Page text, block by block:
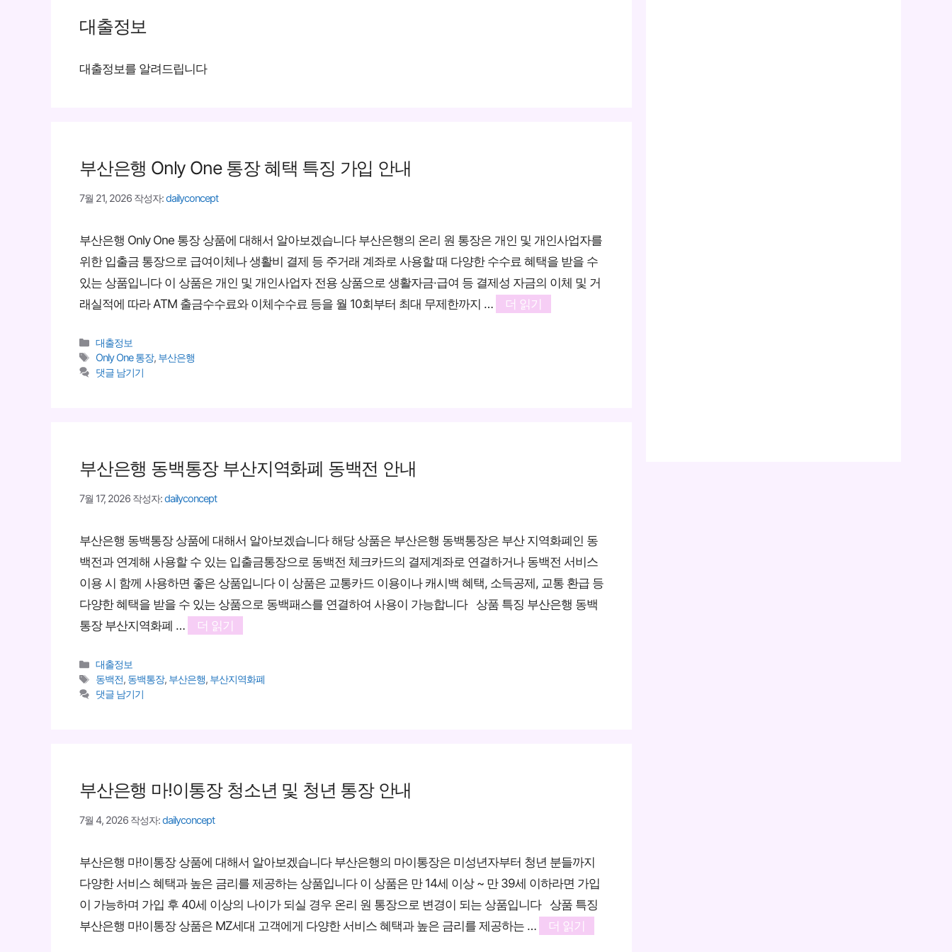
대출정보
대출정보를 알려드립니다
부산은행 Only One 통장 혜택 특징 가입 안내
7월 21, 2026 작성자:dailyconcept
부산은행 Only One 통장 상품에 대해서 알아보겠습니다 부산은행의 온리 원 통장은 개인 및 개인사업자를
위한 입출금 통장으로 급여이체나 생활비 결제 등 주거래 계좌로 사용할 때 다양한 수수료 혜택을 받을 수
있는 상품입니다 이 상품은 개인 및 개인사업자 전용 상품으로 생활자금·급여 등 결제성 자금의 이체 및 거
래실적에 따라 ATM 출금수수료와 이체수수료 등을 월 10회부터 최대 무제한까지 …
더 읽기
카
테
고
대출정보
태
그
Only One 통장, 부산은행
댓글 남기기
부산은행 동백통장 부산지역화폐 동백전 안내
7월 17, 2026 작성자:dailyconcept
부산은행 동백통장 상품에 대해서 알아보겠습니다 해당 상품은 부산은행 동백통장은 부산 지역화폐인 동
백전과 연계해 사용할 수 있는 입출금통장으로 동백전 체크카드의 결제계좌로 연결하거나 동백전 서비스
이용 시 함께 사용하면 좋은 상품입니다 이 상품은 교통카드 이용이나 캐시백 혜택, 소득공제, 교통 환급 등
다양한 혜택을 받을 수 있는 상품으로 동백패스를 연결하여 사용이 가능합니다 상품 특징 부산은행 동백
통장 부산지역화폐 …
더 읽기
카
테
고
대출정보
태
그
동백전, 동백통장, 부산은행, 부산지역화폐
댓글 남기기
부산은행 마!이통장 청소년 및 청년 통장 안내
7월 4, 2026 작성자:dailyconcept
부산은행 마!이통장 상품에 대해서 알아보겠습니다 부산은행의 마이통장은 미성년자부터 청년 분들까지
다양한 서비스 혜택과 높은 금리를 제공하는 상품입니다 이 상품은 만 14세 이상 ~ 만 39세 이하라면 가입
이 가능하며 가입 후 40세 이상의 나이가 되실 경우 온리 원 통장으로 변경이 되는 상품입니다 상품 특징
부산은행 마!이통장 상품은 MZ세대 고객에게 다양한 서비스 혜택과 높은 금리를 제공하는 …
더 읽기